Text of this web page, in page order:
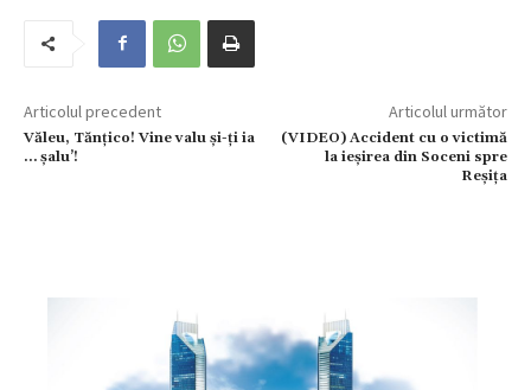
Articolul precedent
Văleu, Tănțico! Vine valu și-ți ia
… șalu’!
Articolul următor
(VIDEO) Accident cu o victimă
la ieșirea din Soceni spre
Reșița